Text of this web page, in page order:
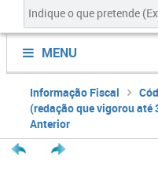
MENU
Informação Fiscal
(redação que vigorou
Anterior